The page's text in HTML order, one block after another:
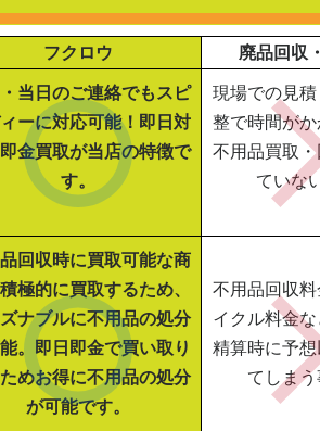
フクロウ 廃品回収
当日のご連絡でもスピ
ーに対応可能！即日対
金買取が当店の特徴で
す。
現場での見
整で時間が
不用品買取
ていな
回収時に買取可能な商
極的に買取するため、
ナブルに不用品の処分
。即日即金で買い取り
めお得に不用品の処分
が可能です。
不用品回収
イクル料金
精算時に予
てしま